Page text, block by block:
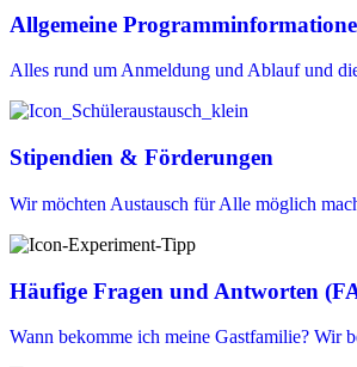
Allgemeine
Alles rund um Anmeldung und Ablauf und
Stipendien & Förderungen
Wir möchten Austausch für Alle möglich
Häufige Fragen und Antworten
Wann bekomme ich meine Gastfamilie? Wir